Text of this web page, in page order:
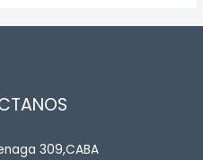
309,CABA